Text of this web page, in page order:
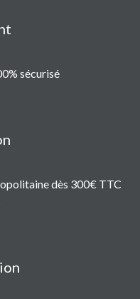
sécurisé
dès 300€ TTC